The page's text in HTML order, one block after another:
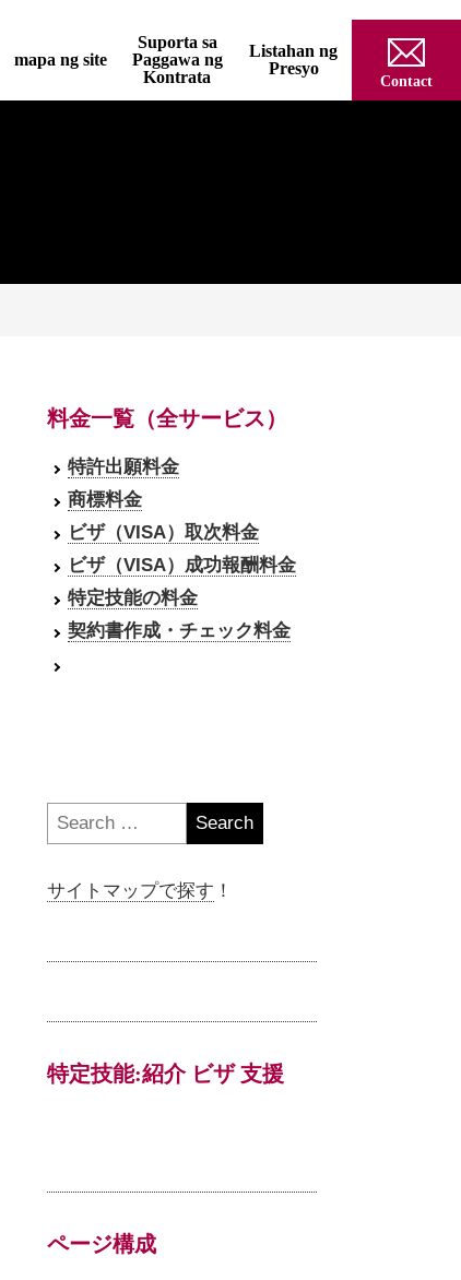
mapa ng site
Suporta sa
Paggawa ng
Kontrata
Listahan ng
Presyo
Contact
料金一覧（全サービス）
特許出願料金
商標料金
ビザ（VISA）取次料金
ビザ（VISA）成功報酬料金
特定技能の料金
契約書作成・チェック料金
Search
for:
サイトマップで探す ！
特定技能:紹介 ビザ 支援
ページ構成